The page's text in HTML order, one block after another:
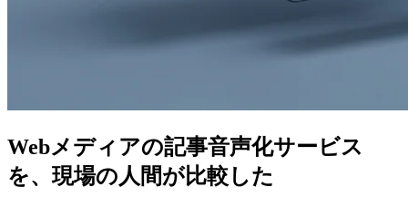
Webメディアの記事音声化サービス
を、現場の人間が比較した